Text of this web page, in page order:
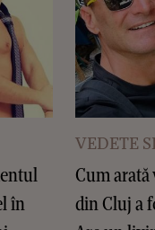
în
VEDETE
Cum
din Cluj a